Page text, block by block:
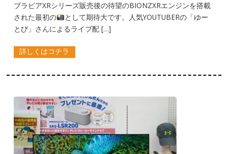
ブラビアXRシリーズ販売後の待望のBIONZXRエンジンを搭載
された最初の
として期待大です。人気YOUTUBERの「ゆー
とび」さんによるライブ配 […]
詳しくはコチラ